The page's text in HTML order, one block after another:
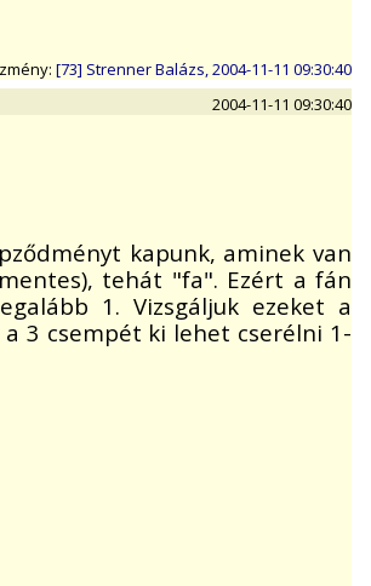
[73] Strenner Balázs, 2004-11-11 09:30:40
2004-11-11 09:30:40
kapunk, aminek van
tehát "fa". Ezért a fán
1. Vizsgáljuk ezeket a
3 csempét ki lehet cserélni 1-